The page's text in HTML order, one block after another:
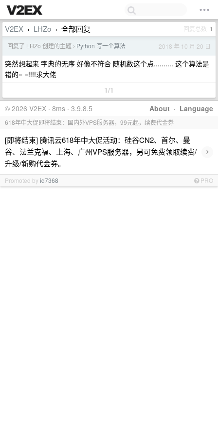
V2EX › LHZo › 全部回复 回复总数 1
回复了 LHZo 创建的主题 › Python 写一个算法 2018 年 10 月 20 日
突然想起来 字典的无序 好像不符合 随机数这个点.......... 这个算法是
错的= =!!!!求大佬
1/1
About · Language
© 2026 V2EX · 8ms · 3.9.8.5
618年中大促即将结束：国内外VPS服务器，99元起，续费代金券
[即将结束] 腾讯云618年中大促活动：硅谷CN2、首尔、曼
谷、法兰克福、上海、广州VPS服务器，另可免费领取续费/
升级/新购代金券。
›
Promoted byid7368 PRO